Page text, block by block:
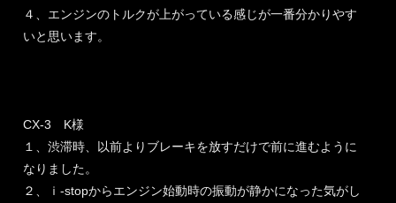
４、エンジンのトルクが上がっている感じが一番分かりやす
いと思います。
CX-3 K様
１、渋滞時、以前よりブレーキを放すだけで前に進むように
なりました。
２、ｉ-stopからエンジン始動時の振動が静かになった気がし